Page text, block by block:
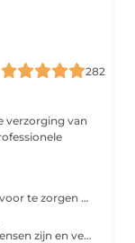
282
Intake voor nieuwe klanten verplicht Om er voor te zorgen dat we het gewenste resultaat bereiken willen wij zorgen dat wij alles weten of je kleur historie, je wensen en verwachtingen. Na deze intake krijgt u een prijs te horen en kunt de afspraak bij ons inboeken
Tijdens deze intake kijken we naar wat jou wensen zijn en verwachtingen en kijken wij goed naar jou huidbehoeften Naar aanleiding hiervan maken wij een behandelplan